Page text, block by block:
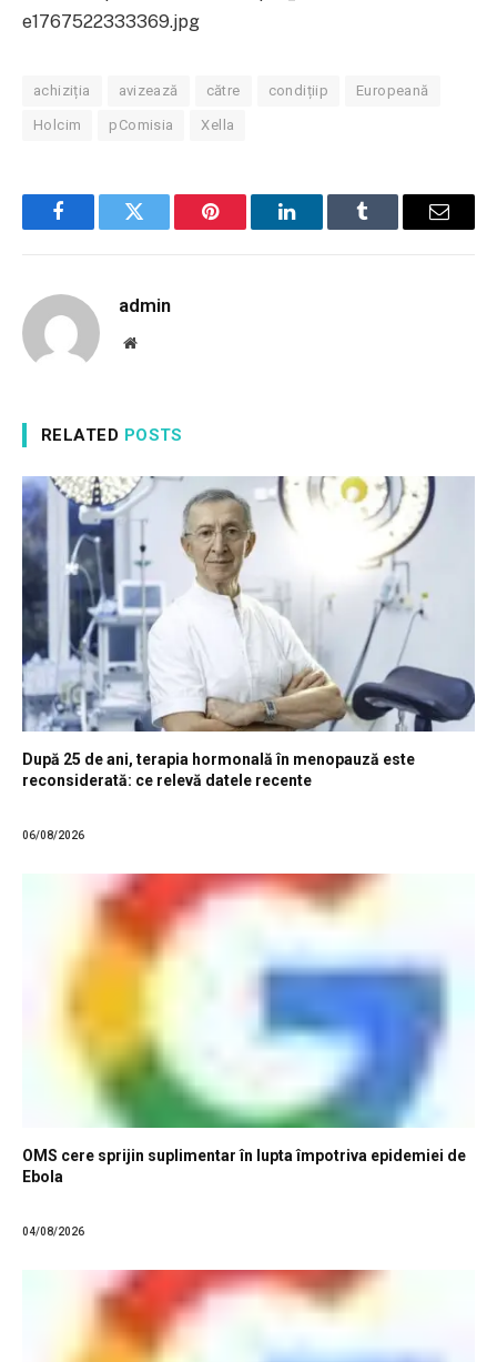
e1767522333369.jpg
achiziția avizează către condițiip Europeană
Holcim pComisia Xella
FacebookTwitter Pinterest LinkedInTumblr Email
admin
Website
RELATED POSTS
După 25 de ani, terapia hormonală în menopauză este
reconsiderată: ce relevă datele recente
06/08/2026
OMS cere sprijin suplimentar în lupta împotriva epidemiei de
Ebola
04/08/2026